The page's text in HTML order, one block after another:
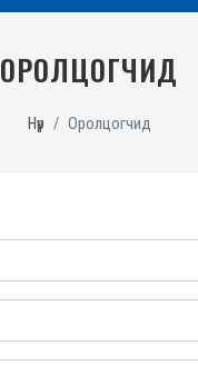
ОРОЛЦОГЧИД
Нүүр Оролцогчид